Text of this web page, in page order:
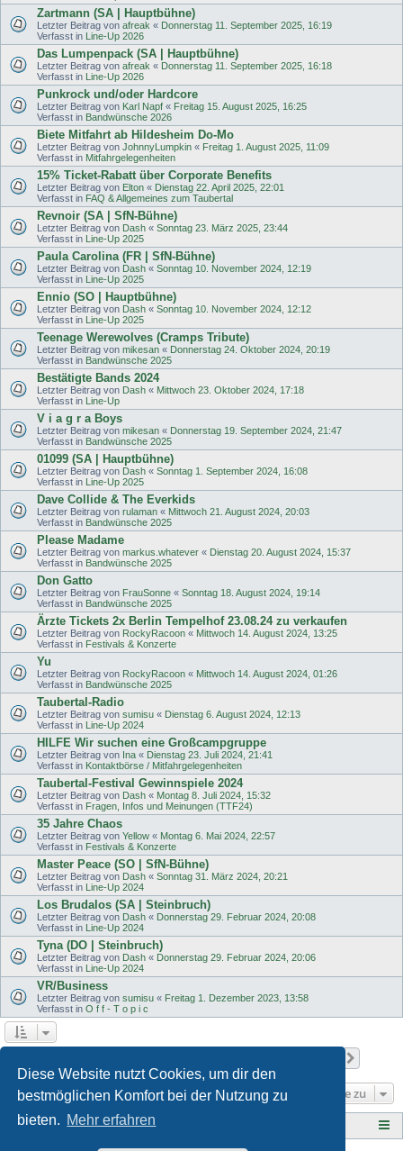
Diese Website nutzt Cookies, um dir den
bestmöglichen Komfort bei der Nutzung zu
bieten. Mehr erfahren
Zartmann (SA | Hauptbühne)
Letzter Beitrag von afreak « Donnerstag 11. September 2025, 16:19
Verfasst in Line-Up 2026
Das Lumpenpack (SA | Hauptbühne)
Letzter Beitrag von afreak « Donnerstag 11. September 2025, 16:18
Verfasst in Line-Up 2026
Punkrock und/oder Hardcore
Letzter Beitrag von Karl Napf « Freitag 15. August 2025, 16:25
Verfasst in Bandwünsche 2026
Biete Mitfahrt ab Hildesheim Do-Mo
Letzter Beitrag von JohnnyLumpkin « Freitag 1. August 2025, 11:09
Verfasst in Mitfahrgelegenheiten
15% Ticket-Rabatt über Corporate Benefits
Letzter Beitrag von Elton « Dienstag 22. April 2025, 22:01
Verfasst in FAQ & Allgemeines zum Taubertal
Revnoir (SA | SfN-Bühne)
Letzter Beitrag von Dash « Sonntag 23. März 2025, 23:44
Verfasst in Line-Up 2025
Paula Carolina (FR | SfN-Bühne)
Letzter Beitrag von Dash « Sonntag 10. November 2024, 12:19
Verfasst in Line-Up 2025
Ennio (SO | Hauptbühne)
Letzter Beitrag von Dash « Sonntag 10. November 2024, 12:12
Verfasst in Line-Up 2025
Teenage Werewolves (Cramps Tribute)
Letzter Beitrag von mikesan « Donnerstag 24. Oktober 2024, 20:19
Verfasst in Bandwünsche 2025
Bestätigte Bands 2024
Letzter Beitrag von Dash « Mittwoch 23. Oktober 2024, 17:18
Verfasst in Line-Up
V i a g r a Boys
Letzter Beitrag von mikesan « Donnerstag 19. September 2024, 21:47
Verfasst in Bandwünsche 2025
01099 (SA | Hauptbühne)
Letzter Beitrag von Dash « Sonntag 1. September 2024, 16:08
Verfasst in Line-Up 2025
Dave Collide & The Everkids
Letzter Beitrag von rulaman « Mittwoch 21. August 2024, 20:03
Verfasst in Bandwünsche 2025
Please Madame
Letzter Beitrag von markus.whatever « Dienstag 20. August 2024, 15:37
Verfasst in Bandwünsche 2025
Don Gatto
Letzter Beitrag von FrauSonne « Sonntag 18. August 2024, 19:14
Verfasst in Bandwünsche 2025
Ärzte Tickets 2x Berlin Tempelhof 23.08.24 zu verkaufen
Letzter Beitrag von RockyRacoon « Mittwoch 14. August 2024, 13:25
Verfasst in Festivals & Konzerte
Yu
Letzter Beitrag von RockyRacoon « Mittwoch 14. August 2024, 01:26
Verfasst in Bandwünsche 2025
Taubertal-Radio
Letzter Beitrag von sumisu « Dienstag 6. August 2024, 12:13
Verfasst in Line-Up 2024
HILFE Wir suchen eine Großcampgruppe
Letzter Beitrag von Ina « Dienstag 23. Juli 2024, 21:41
Verfasst in Kontaktbörse / Mitfahrgelegenheiten
Taubertal-Festival Gewinnspiele 2024
Letzter Beitrag von Dash « Montag 8. Juli 2024, 15:32
Verfasst in Fragen, Infos und Meinungen (TTF24)
35 Jahre Chaos
Letzter Beitrag von Yellow « Montag 6. Mai 2024, 22:57
Verfasst in Festivals & Konzerte
Master Peace (SO | SfN-Bühne)
Letzter Beitrag von Dash « Sonntag 31. März 2024, 20:21
Verfasst in Line-Up 2024
Los Brudalos (SA | Steinbruch)
Letzter Beitrag von Dash « Donnerstag 29. Februar 2024, 20:08
Verfasst in Line-Up 2024
Tyna (DO | Steinbruch)
Letzter Beitrag von Dash « Donnerstag 29. Februar 2024, 20:06
Verfasst in Line-Up 2024
VR/Business
Letzter Beitrag von sumisu « Freitag 1. Dezember 2023, 13:58
Verfasst in O f f - T o p i c
Gehe zu
Tauberplanscher-Forum.de